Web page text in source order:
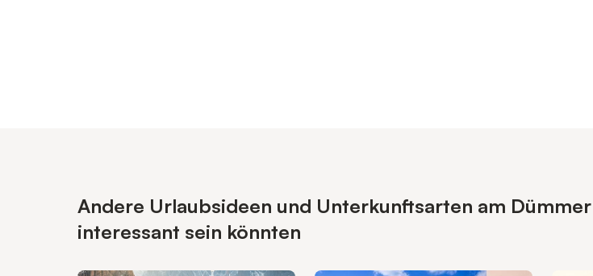
Andere Urlaubsideen und Unterkunftsarten am
interessant sein könnten